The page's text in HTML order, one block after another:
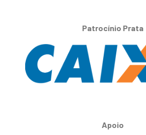
Patrocínio Prata
Apoio